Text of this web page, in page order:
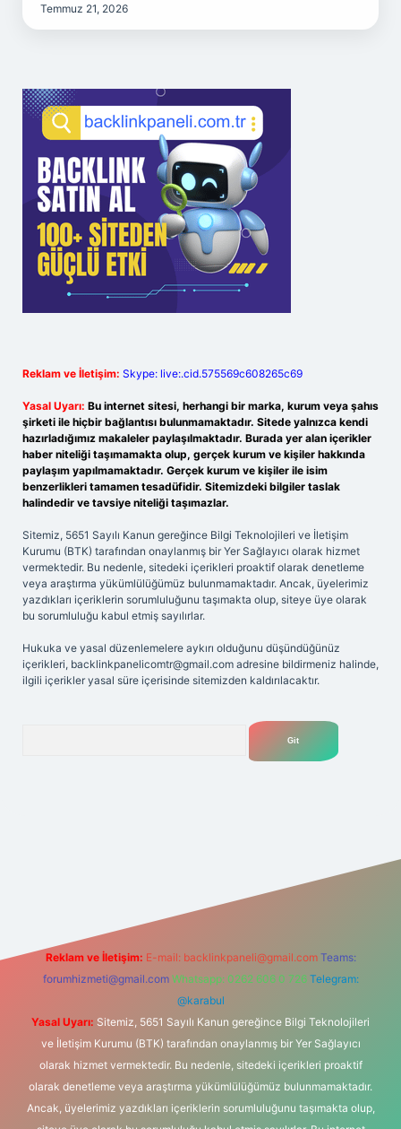
Temmuz 21, 2026
Reklam ve İletişim: Skype: live:.cid.575569c608265c69
Yasal Uyarı: Bu internet sitesi, herhangi bir marka, kurum veya şahıs
şirketi ile hiçbir bağlantısı bulunmamaktadır. Sitede yalnızca kendi
hazırladığımız makaleler paylaşılmaktadır. Burada yer alan içerikler
haber niteliği taşımamakta olup, gerçek kurum ve kişiler hakkında
paylaşım yapılmamaktadır. Gerçek kurum ve kişiler ile isim
benzerlikleri tamamen tesadüfidir. Sitemizdeki bilgiler taslak
halindedir ve tavsiye niteliği taşımazlar.
Sitemiz, 5651 Sayılı Kanun gereğince Bilgi Teknolojileri ve İletişim
Kurumu (BTK) tarafından onaylanmış bir Yer Sağlayıcı olarak hizmet
vermektedir. Bu nedenle, sitedeki içerikleri proaktif olarak denetleme
veya araştırma yükümlülüğümüz bulunmamaktadır. Ancak, üyelerimiz
yazdıkları içeriklerin sorumluluğunu taşımakta olup, siteye üye olarak
bu sorumluluğu kabul etmiş sayılırlar.
Hukuka ve yasal düzenlemelere aykırı olduğunu düşündüğünüz
içerikleri, backlinkpanelicomtr@gmail.com adresine bildirmeniz halinde,
ilgili içerikler yasal süre içerisinde sitemizden kaldırılacaktır.
Reklam ve İletişim: E-mail: backlinkpaneli@gmail.com Teams:
forumhizmeti@gmail.com Whatsapp: 0262 606 0 726 Telegram:
@karabul
Yasal Uyarı: Sitemiz, 5651 Sayılı Kanun gereğince Bilgi Teknolojileri
ve İletişim Kurumu (BTK) tarafından onaylanmış bir Yer Sağlayıcı
olarak hizmet vermektedir. Bu nedenle, sitedeki içerikleri proaktif
olarak denetleme veya araştırma yükümlülüğümüz bulunmamaktadır.
Ancak, üyelerimiz yazdıkları içeriklerin sorumluluğunu taşımakta olup,